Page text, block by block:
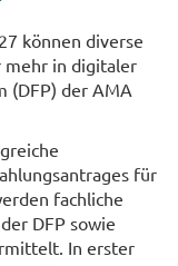
können diverse
mehr in digitaler
(DFP) der AMA
für
fachliche
DFP sowie
In erster